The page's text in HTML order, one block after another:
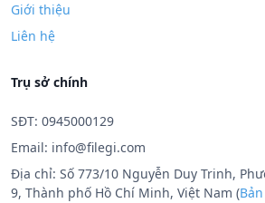
Giới thiệu
Liên hệ
Trụ sở chính
SĐT: 0945000129
Email: info@filegi.com
Địa chỉ: Số 773/10 Nguyễn Duy Trinh,
9, Thành phố Hồ Chí Minh, Việt Nam (